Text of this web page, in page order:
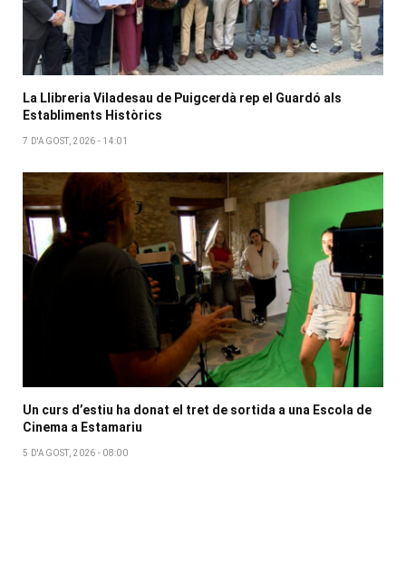
La Llibreria Viladesau de Puigcerdà rep el Guardó als
Establiments Històrics
7 D'AGOST, 2026 - 14:01
Un curs d’estiu ha donat el tret de sortida a una Escola de
Cinema a Estamariu
5 D'AGOST, 2026 - 08:00